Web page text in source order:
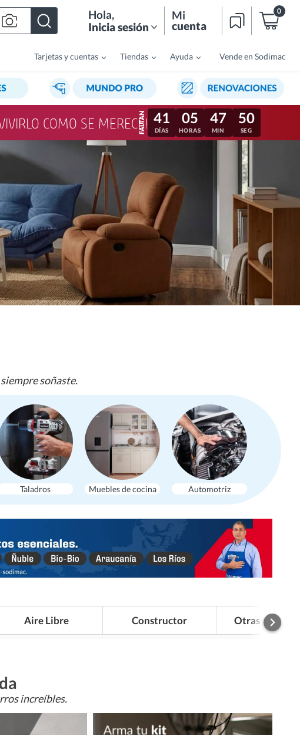
Hola,
Inicia sesión
Mi
cuenta
0
Tarjetas y cuentas Tiendas Ayuda Vende en Sodimac
COMO SE MERECE! 41
DÍAS
05
HORAS
47
MIN
47
SEG
soñaste.
Taladros Muebles de cocina Automotriz
Aire Libre Constructor Otras
increíbles.